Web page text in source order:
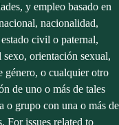
y empleo basado en
nacionalidad,
civil o paternal,
orientación sexual,
género, o cualquier otro
de uno o más de tales
o grupo con una o más de
For issues related to